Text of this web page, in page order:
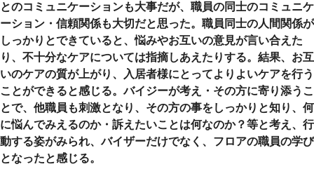
とのコミュニケーションも大事だが、職員の同士のコミュニケ
ーション・信頼関係も大切だと思った。職員同士の人間関係が
しっかりとできていると、悩みやお互いの意見が言い合えた
り、不十分なケアについては指摘しあえたりする。結果、お互
いのケアの質が上がり、入居者様にとってよりよいケアを行う
ことができると感じる。バイジーが考え・その方に寄り添うこ
とで、他職員も刺激となり、その方の事をしっかりと知り、何
に悩んでみえるのか・訴えたいことは何なのか？等と考え、行
動する姿がみられ、バイザーだけでなく、フロアの職員の学び
となったと感じる。